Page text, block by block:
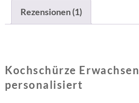
Rezensionen (1)
Kochschürze
personalisiert